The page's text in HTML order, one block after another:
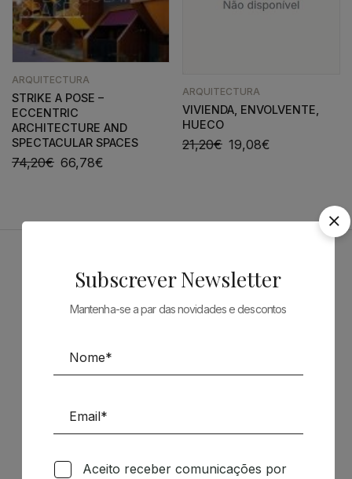
ARQUITECTURA
STRIKE A POSE –
ECCENTRIC
ARCHITECTURE AND
SPECTACULAR SPACES
74,20€ 66,78€
ARQUITECTURA
VIVIENDA, ENVOLVENTE,
HUECO
21,20€ 19,08€
Patrocinadores
Siga-nos nas Redes Sociais
Subscrever Newsletter
Mantenha-se a par das novidades e descontos
Aceito receber comunicações por